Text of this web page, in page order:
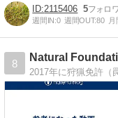
2115406 5
週間IN:0 週間OUT:80 月
8
Natural
2017年に狩猟免許（